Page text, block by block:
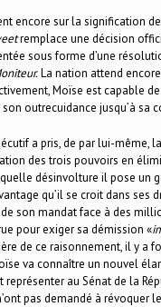
encore sur la signification
remplace une décision
sous forme d’une
La nation attend
Moïse est capable
outrecuidance jusqu’à sa
a pris, de par lui-même,
des trois pouvoirs en
désinvolture il pose un
qu’il se croit dans ses
son mandat face à des
pour exiger sa démission «
de ce raisonnement, il y a
va connaître un nouvel
au Sénat de la
pas demandé à révoquer